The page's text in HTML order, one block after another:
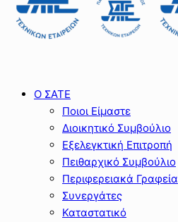
Ο ΣΑΤΕ
Ποιοι Είμαστε
Διοικητικό Συμβούλιο
Εξελεγκτική Επιτροπή
Πειθαρχικό Συμβούλιο
Περιφερειακά Γραφεία
Συνεργάτες
Καταστατικό